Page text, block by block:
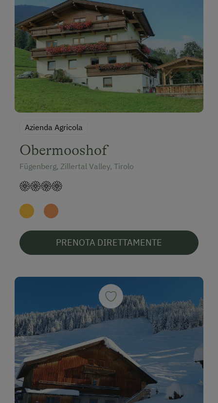
Azienda Agricola
Obermooshof
Fügenberg, Zillertal Valley, Tirolo
PRENOTA DIRETTAMENTE